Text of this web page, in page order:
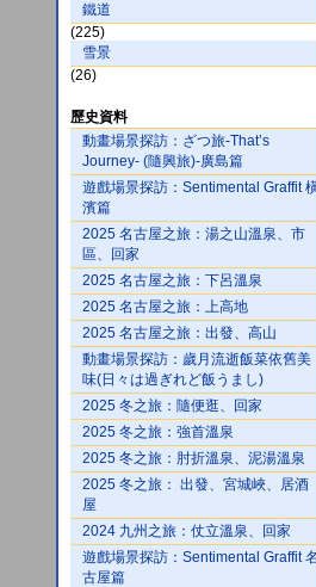
鐵道
(225)
雪景
(26)
歷史資料
動畫場景探訪：ざつ旅-That’s
Journey- (隨興旅)-廣島篇
遊戲場景探訪：Sentimental Graffit
濱篇
2025 名古屋之旅：湯之山溫泉、市
區、回家
2025 名古屋之旅：下呂溫泉
2025 名古屋之旅：上高地
2025 名古屋之旅：出發、高山
動畫場景探訪：歲月流逝飯菜依舊美
味(日々は過ぎれど飯うまし)
2025 冬之旅：隨便逛、回家
2025 冬之旅：強首溫泉
2025 冬之旅：肘折溫泉、泥湯溫泉
2025 冬之旅： 出發、宮城峽、居酒
屋
2024 九州之旅：仗立溫泉、回家
遊戲場景探訪：Sentimental Graffit 名
古屋篇